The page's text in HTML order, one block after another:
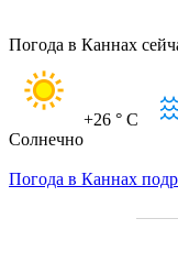
Погода в Каннах
+26 ° C
Солнечно
Погода в Каннах